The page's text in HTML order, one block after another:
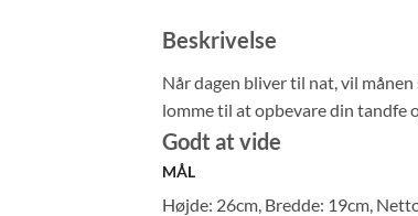
Beskrivelse
Når dagen bliver til nat, vil
lomme til at opbevare din tandfe
Godt at vide
MÅL
Højde: 26cm, Bredde: 19cm,